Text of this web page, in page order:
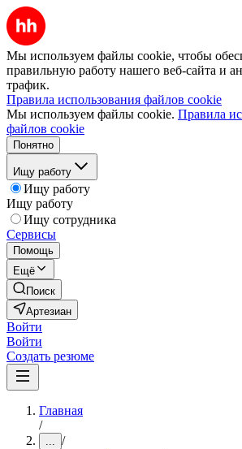
Мы используем файлы cookie, чтобы
правильную работу нашего веб-сайта и
трафик.
Правила использования файлов cookie
Мы используем файлы cookie. Правила
файлов cookie
Понятно
Ищу работу
Ищу работу
Ищу работу
Ищу сотрудника
Сервисы
Помощь
Ещё
Поиск
Артезиан
Войти
Войти
Создать резюме
Главная
/
... /